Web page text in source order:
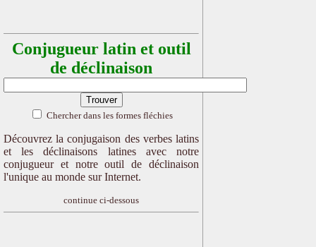
Conjugueur latin et outil
de déclinaison
Chercher dans les formes fléchies
Découvrez la conjugaison des verbes latins
et les déclinaisons latines avec notre
conjugueur et notre outil de déclinaison
l'unique au monde sur Internet.
continue ci-dessous